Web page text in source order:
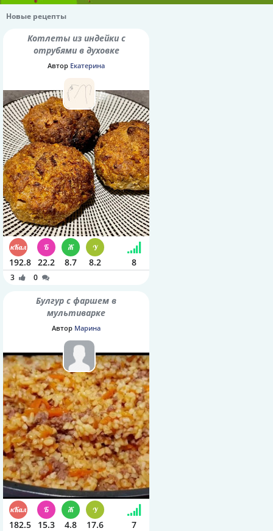
Новые рецепты
Котлеты из индейки с
отрубями в духовке
Автор Екатерина
192.8 22.2 8.7 8.2 8
3 0
Булгур с фаршем в
мультиварке
Автор Марина
182.5 15.3 4.8 17.6 7